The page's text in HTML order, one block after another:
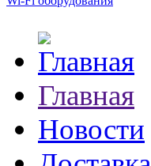
Главная
Новости